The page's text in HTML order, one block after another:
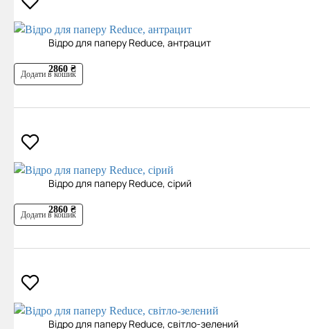
Відро для паперу Reduce, антрацит
2860 ₴
Додати в кошик
Відро для паперу Reduce, сірий
2860 ₴
Додати в кошик
Відро для паперу Reduce, світло-зелений